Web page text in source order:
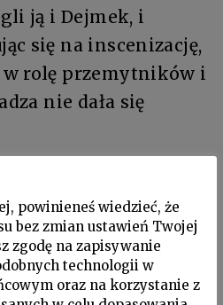
ją i Dejmek, i
się na inscenizację,
rolę przemytników i
nie dała się
na początku dekady
niezgody i biernego
etyczny — był bodaj
w dobie „małej
sztuka
powinieneś wiedzieć, że
bez zmian ustawień Twojej
zgodę na zapisywanie
technologii w
oraz na korzystanie z